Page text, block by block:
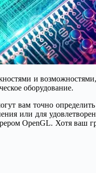
и
оборудование.
вам точно
или для
OpenGL. Хотя ваш